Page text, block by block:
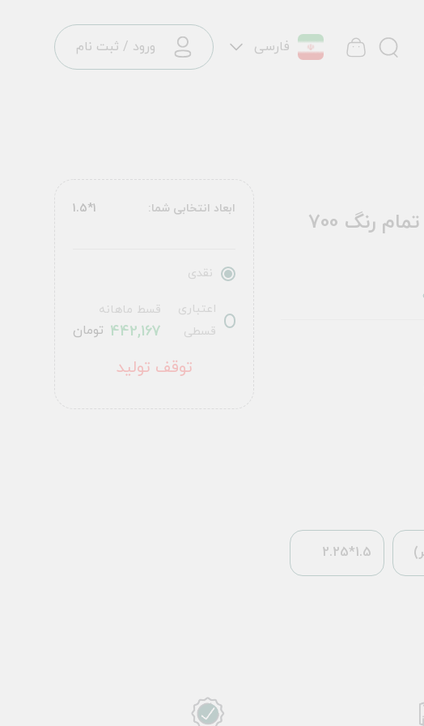
فارسی ورود / ثبت نام
فرش ماشینی سنتی طرح 100322 تمام رنگ 700
1.5*2.25
ابعاد انتخابی شما: 1*1.5
نقدی
اعتباری
قسطی
قسط ماهانه
442,167 تومان
توقف تولید